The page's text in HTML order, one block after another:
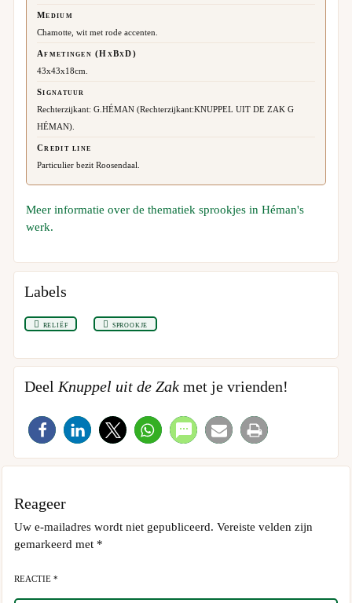
Medium
Chamotte, wit met rode accenten.
Afmetingen (HxBxD)
43x43x18cm.
Signatuur
Rechterzijkant: G.HÉMAN (Rechterzijkant:KNUPPEL UIT DE ZAK G
HÉMAN).
Credit line
Particulier bezit Roosendaal.
Meer informatie over de thematiek sprookjes in Héman's
werk.
Labels
reliëf sprookje
Deel Knuppel uit de Zak met je vrienden!
Reageer
Uw e-mailadres wordt niet gepubliceerd. Vereiste velden zijn
gemarkeerd met *
REACTIE *